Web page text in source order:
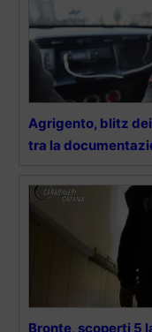
Agrigento, blitz
tra la
Bronte, scoperti 5